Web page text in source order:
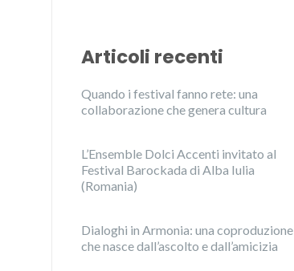
Articoli recenti
Quando i festival fanno rete: una
collaborazione che genera cultura
L’Ensemble Dolci Accenti invitato al
Festival Barockada di Alba Iulia
(Romania)
Dialoghi in Armonia: una coproduzione
che nasce dall’ascolto e dall’amicizia